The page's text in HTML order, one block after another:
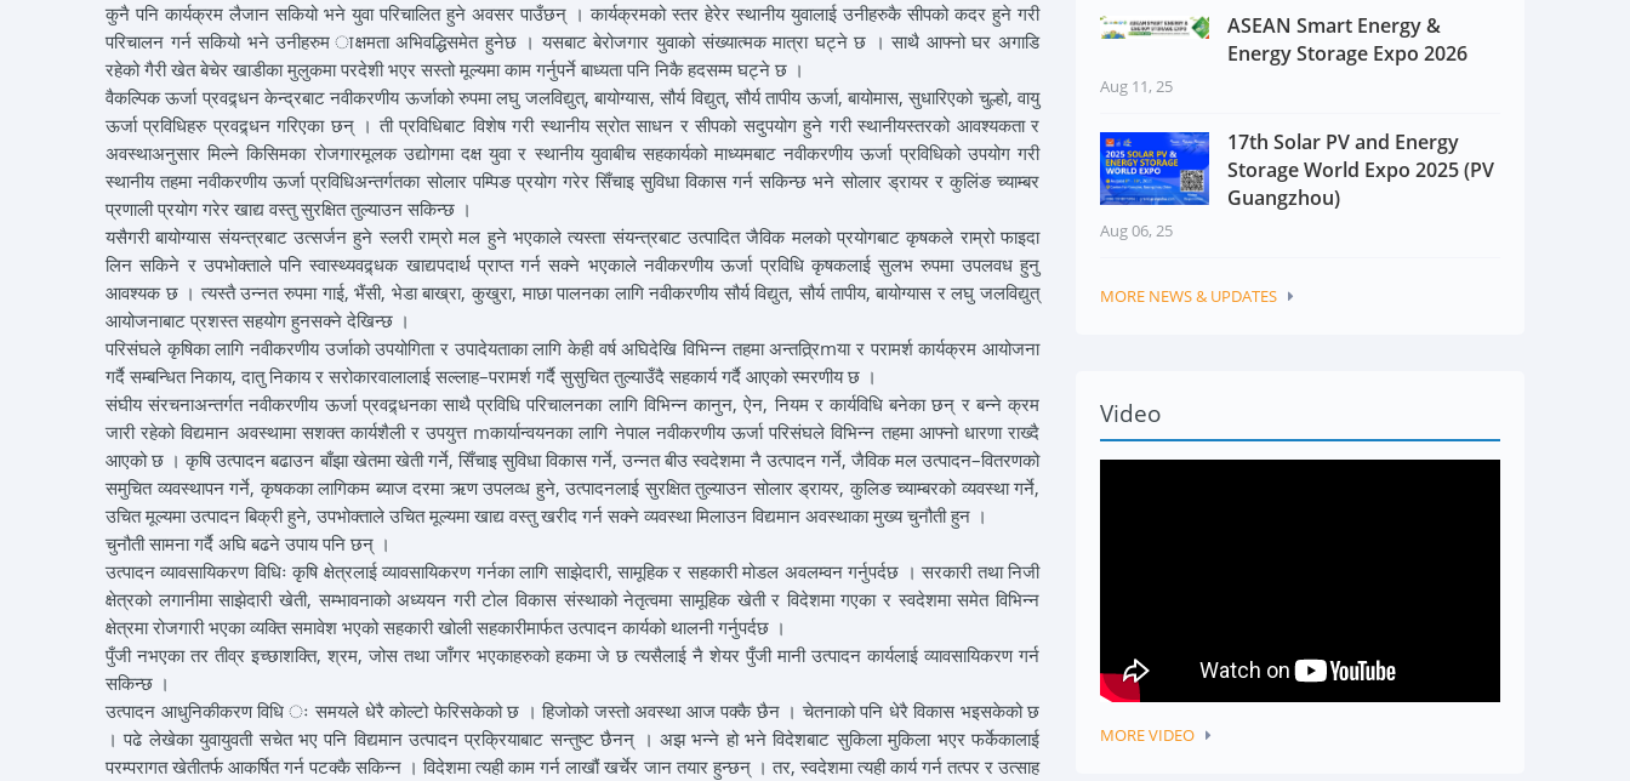
कुनै पनि कार्यक्रम लैजान सकियो भने युवा परिचालित हुने अवसर पाउँछन् । कार्यक्रमको स्तर हेरेर स्थानीय युवालाई उनीहरुकै सीपको कदर हुने गरी
परिचालन गर्न सकियो भने उनीहरुम ाक्षमता अभिवद्धिसमेत हुनेछ । यसबाट बेरोजगार युवाको संख्यात्मक मात्रा घट्ने छ । साथै आफ्नो घर अगाडि
रहेको गैरी खेत बेचेर खाडीका मुलुकमा परदेशी भएर सस्तो मूल्यमा काम गर्नुपर्ने बाध्यता पनि निकै हदसम्म घट्ने छ ।
वैकल्पिक ऊर्जा प्रवद्र्धन केन्द्रबाट नवीकरणीय ऊर्जाको रुपमा लघु जलविद्युत्, बायोग्यास, सौर्य विद्युत्, सौर्य तापीय ऊर्जा, बायोमास, सुधारिएको चुल्हो, वायु
ऊर्जा प्रविधिहरु प्रवद्र्धन गरिएका छन् । ती प्रविधिबाट विशेष गरी स्थानीय स्रोत साधन र सीपको सदुपयोग हुने गरी स्थानीयस्तरको आवश्यकता र
अवस्थाअनुसार मिल्ने किसिमका रोजगारमूलक उद्योगमा दक्ष युवा र स्थानीय युवाबीच सहकार्यको माध्यमबाट नवीकरणीय ऊर्जा प्रविधिको उपयोग गरी
स्थानीय तहमा नवीकरणीय ऊर्जा प्रविधिअन्तर्गतका सोलार पम्पिङ प्रयोग गरेर सिँचाइ सुविधा विकास गर्न सकिन्छ भने सोलार ड्रायर र कुलिंङ च्याम्बर
प्रणाली प्रयोग गरेर खाद्य वस्तु सुरक्षित तुल्याउन सकिन्छ ।
यसैगरी बायोग्यास संयन्त्रबाट उत्सर्जन हुने स्लरी राम्रो मल हुने भएकाले त्यस्ता संयन्त्रबाट उत्पादित जैविक मलको प्रयोगबाट कृषकले राम्रो फाइदा
लिन सकिने र उपभोक्ताले पनि स्वास्थ्यवद्र्धक खाद्यपदार्थ प्राप्त गर्न सक्ने भएकाले नवीकरणीय ऊर्जा प्रविधि कृषकलाई सुलभ रुपमा उपलवध हुनु
आवश्यक छ । त्यस्तै उन्नत रुपमा गाई, भैंसी, भेडा बाख्रा, कुखुरा, माछा पालनका लागि नवीकरणीय सौर्य विद्युत, सौर्य तापीय, बायोग्यास र लघु जलविद्युत्
आयोजनाबाट प्रशस्त सहयोग हुनसक्ने देखिन्छ ।
परिसंघले कृषिका लागि नवीकरणीय उर्जाको उपयोगिता र उपादेयताका लागि केही वर्ष अघिदेखि विभिन्न तहमा अन्तत्र्रिmया र परामर्श कार्यक्रम आयोजना
गर्दै सम्बन्धित निकाय, दातु निकाय र सरोकारवालालाई सल्लाह–परामर्श गर्दै सुसुचित तुल्याउँदै सहकार्य गर्दै आएको स्मरणीय छ ।
संघीय संरचनाअन्तर्गत नवीकरणीय ऊर्जा प्रवद्र्धनका साथै प्रविधि परिचालनका लागि विभिन्न कानुन, ऐन, नियम र कार्यविधि बनेका छन् र बन्ने क्रम
जारी रहेको विद्यमान अवस्थामा सशक्त कार्यशैली र उपयुत्त mकार्यान्वयनका लागि नेपाल नवीकरणीय ऊर्जा परिसंघले विभिन्न तहमा आफ्नो धारणा राख्दै
आएको छ । कृषि उत्पादन बढाउन बाँझा खेतमा खेती गर्ने, सिँचाइ सुविधा विकास गर्ने, उन्नत बीउ स्वदेशमा नै उत्पादन गर्ने, जैविक मल उत्पादन–वितरणको
समुचित व्यवस्थापन गर्ने, कृषकका लागिकम ब्याज दरमा ऋण उपलव्ध हुने, उत्पादनलाई सुरक्षित तुल्याउन सोलार ड्रायर, कुलिङ च्याम्बरको व्यवस्था गर्ने,
उचित मूल्यमा उत्पादन बिक्री हुने, उपभोक्ताले उचित मूल्यमा खाद्य वस्तु खरीद गर्न सक्ने व्यवस्था मिलाउन विद्यमान अवस्थाका मुख्य चुनौती हुन ।
चुनौती सामना गर्दै अघि बढने उपाय पनि छन् ।
उत्पादन व्यावसायिकरण विधिः कृषि क्षेत्रलाई व्यावसायिकरण गर्नका लागि साझेदारी, सामूहिक र सहकारी मोडल अवलम्वन गर्नुपर्दछ । सरकारी तथा निजी
क्षेत्रको लगानीमा साझेदारी खेती, सम्भावनाको अध्ययन गरी टोल विकास संस्थाको नेतृत्वमा सामूहिक खेती र विदेशमा गएका र स्वदेशमा समेत विभिन्न
क्षेत्रमा रोजगारी भएका व्यक्ति समावेश भएको सहकारी खोली सहकारीमार्फत उत्पादन कार्यको थालनी गर्नुपर्दछ ।
पुँजी नभएका तर तीव्र इच्छाशक्ति, श्रम, जोस तथा जाँगर भएकाहरुको हकमा जे छ त्यसैलाई नै शेयर पुँजी मानी उत्पादन कार्यलाई व्यावसायिकरण गर्न
सकिन्छ ।
उत्पादन आधुनिकीकरण विधि ः समयले धेरै कोल्टो फेरिसकेको छ । हिजोको जस्तो अवस्था आज पक्कै छैन । चेतनाको पनि धेरै विकास भइसकेको छ
। पढे लेखेका युवायुवती सचेत भए पनि विद्यमान उत्पादन प्रक्रियाबाट सन्तुष्ट छैनन् । अझ भन्ने हो भने विदेशबाट सुकिला मुकिला भएर फर्केकालाई
परम्परागत खेतीतर्फ आकर्षित गर्न पटक्कै सकिन्न । विदेशमा त्यही काम गर्न लाखौं खर्चेर जान तयार हुन्छन् । तर, स्वदेशमा त्यही कार्य गर्न तत्पर र उत्साह
ASEAN Smart Energy &
Energy Storage Expo 2026
Aug 11, 25
17th Solar PV and Energy
Storage World Expo 2025 (PV
Guangzhou)
Aug 06, 25
MORE NEWS & UPDATES
Video
MORE VIDEO